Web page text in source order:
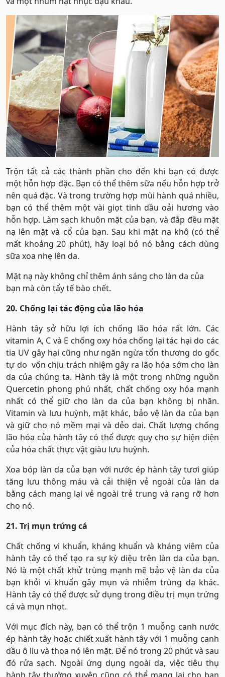
Trộn tất cả các thành phần cho đến khi bạn có được
một hỗn hợp đặc. Bạn có thể thêm sữa nếu hỗn hợp trở
nên quá đặc. Và trong trường hợp mùi hành quá nhiều,
bạn có thể thêm một vài giọt tinh dầu oải hương vào
hỗn hợp. Làm sạch khuôn mặt của bạn, và đắp đều mặt
nạ lên mặt và cổ của bạn. Sau khi mặt nạ khô (có thể
mất khoảng 20 phút), hãy loại bỏ nó bằng cách dùng
sữa xoa nhẹ lên da.
Mặt nạ này không chỉ thêm ánh sáng cho làn da của
bạn mà còn tẩy tế bào chết.
20. Chống lại tác động của lão hóa
Hành tây sở hữu lợi ích chống lão hóa rất lớn. Các
vitamin A, C và E chống oxy hóa chống lại tác hại do các
tia UV gây hại cũng như ngăn ngừa tổn thương do gốc
tự do vốn chịu trách nhiệm gây ra lão hóa sớm cho làn
da của chúng ta. Hành tây là một trong những nguồn
Quercetin phong phú nhất, chất chống oxy hóa mạnh
nhất có thể giữ cho làn da của bạn không bị nhăn.
Vitamin và lưu huỳnh, mặt khác, bảo vệ làn da của bạn
và giữ cho nó mềm mại và dẻo dai. Chất lượng chống
lão hóa của hành tây có thể được quy cho sự hiện diện
của hóa chất thực vật giàu lưu huỳnh.
Xoa bóp làn da của bạn với nước ép hành tây tươi giúp
tăng lưu thông máu và cải thiện vẻ ngoài của làn da
bằng cách mang lại vẻ ngoài trẻ trung và rạng rỡ hơn
cho nó.
21. Trị mụn trứng cá
Chất chống vi khuẩn, kháng khuẩn và kháng viêm của
hành tây có thể tạo ra sự kỳ diệu trên làn da của bạn.
Nó là một chất khử trùng mạnh mẽ bảo vệ làn da của
bạn khỏi vi khuẩn gây mụn và nhiễm trùng da khác.
Hành tây có thể được sử dụng trong điều trị mụn trứng
cá và mụn nhọt.
Với mục đích này, bạn có thể trộn 1 muỗng canh nước
ép hành tây hoặc chiết xuất hành tây với 1 muỗng canh
dầu ô liu và thoa nó lên mặt. Để nó trong 20 phút và sau
đó rửa sạch. Ngoài ứng dụng ngoài da, việc tiêu thụ